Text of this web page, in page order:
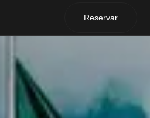
Reservar